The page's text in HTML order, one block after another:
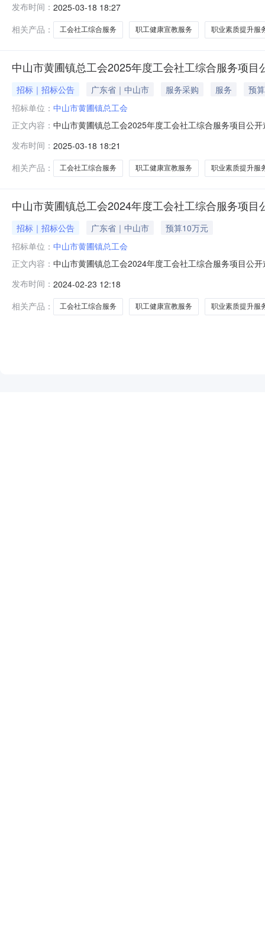
2025年度工会社工综合服务项目进行公开采购,方案如下
不超过1000
发布时间： 2025-03-18 18:27
相关产品：
工会社工综合服务 职工健康宣教服务 职业素质提升服
中山市黄圃镇总工会2025年度工会社工综合服务项目
招标｜招标公告 广东省｜中山市 服务采购 服务
预
招标单位： 中山市黄圃镇总工会
正文内容： 中山市黄圃镇总工会2025年度工会社工综合服务项目公
2025年度工会社工综合服务项目进行公开采购,方案如下
不超过1000
发布时间： 2025-03-18 18:21
相关产品：
工会社工综合服务 职工健康宣教服务 职业素质提升服
中山市黄圃镇总工会2024年度工会社工综合服务项目
招标｜招标公告 广东省｜中山市
预算10万元
招标单位： 中山市黄圃镇总工会
正文内容： 中山市黄圃镇总工会2024年度工会社工综合服务项目公
工会2024年度工会社工综合服务项目进行公开采购,方案
费用不超过10
发布时间： 2024-02-23 12:18
相关产品：
工会社工综合服务 职工健康宣教服务 职业素质提升服